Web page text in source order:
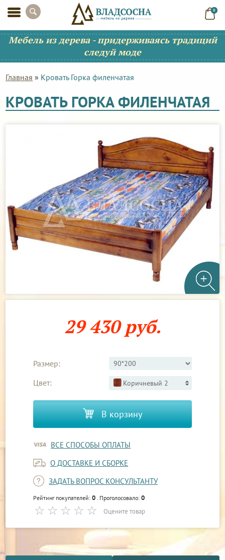
0
Мебель из дерева - придерживаясь традиций
следуй моде
Главная » Кровать Горка филенчатая
КРОВАТЬ ГОРКА ФИЛЕНЧАТАЯ
29 430 руб.
Размер:
Цвет:
Коричневый 2
В корзину
ВСЕ СПОСОБЫ ОПЛАТЫ
О ДОСТАВКЕ И СБОРКЕ
ЗАДАТЬ ВОПРОС КОНСУЛЬТАНТУ
Рейтинг покупателей:0 . Проголосовало:0
Оцените товар